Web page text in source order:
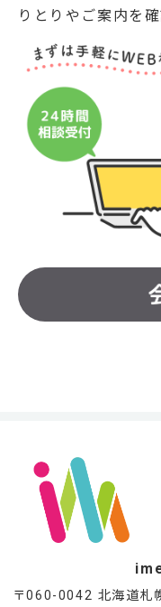
りとりやご案内を
〒060-0042 北海道札